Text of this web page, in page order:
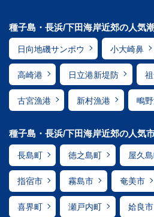
種子島・長浜/下田海岸近郊の人気
日向地磯サンポウ 小大崎鼻
高崎港 日立港新堤防
古宮漁港 新村漁港 鴫
種子島・長浜/下田海岸近郊の人気
長島町 徳之島町 屋久
指宿市 霧島市 奄美市
喜界町 瀬戸内町 姶良市